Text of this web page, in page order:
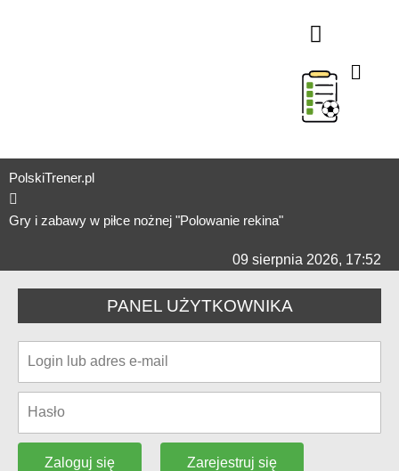
PolskiTrener.pl
Gry i zabawy w piłce nożnej "Polowanie rekina"
09 sierpnia 2026, 17:52
PANEL UŻYTKOWNIKA
Zaloguj się Zarejestruj się